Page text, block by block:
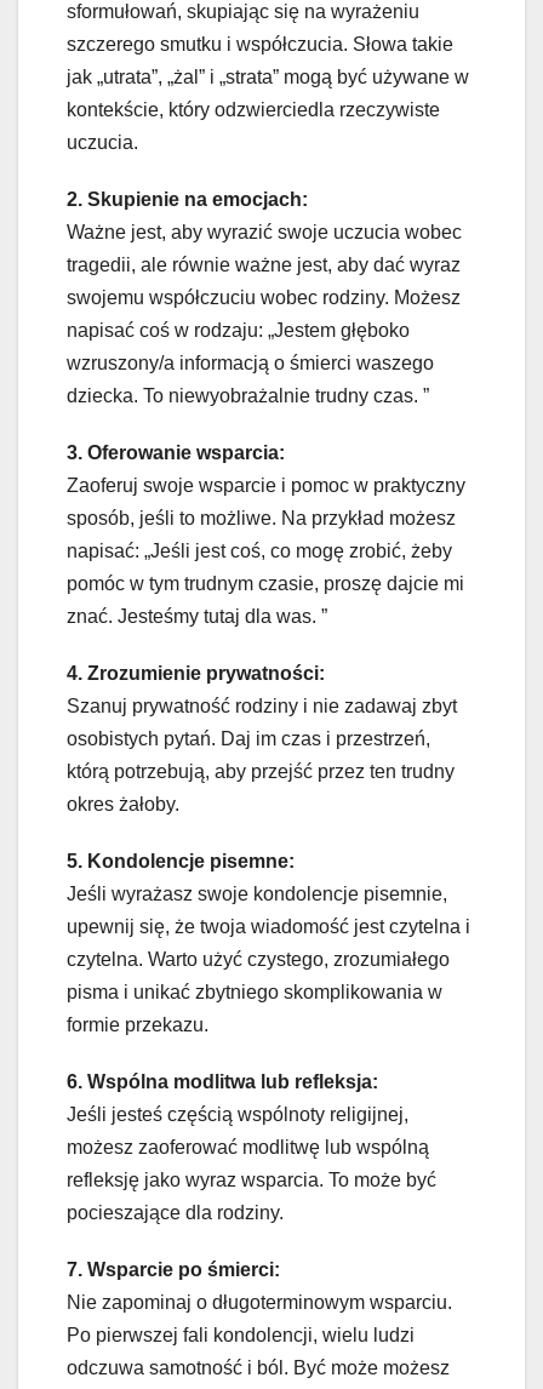
sformułowań, skupiając się na wyrażeniu
szczerego smutku i współczucia. Słowa takie
jak „utrata”, „żal” i „strata” mogą być używane w
kontekście, który odzwierciedla rzeczywiste
uczucia.
2. Skupienie na emocjach:
Ważne jest, aby wyrazić swoje uczucia wobec
tragedii, ale równie ważne jest, aby dać wyraz
swojemu współczuciu wobec rodziny. Możesz
napisać coś w rodzaju: „Jestem głęboko
wzruszony/a informacją o śmierci waszego
dziecka. To niewyobrażalnie trudny czas. ”
3. Oferowanie wsparcia:
Zaoferuj swoje wsparcie i pomoc w praktyczny
sposób, jeśli to możliwe. Na przykład możesz
napisać: „Jeśli jest coś, co mogę zrobić, żeby
pomóc w tym trudnym czasie, proszę dajcie mi
znać. Jesteśmy tutaj dla was. ”
4. Zrozumienie prywatności:
Szanuj prywatność rodziny i nie zadawaj zbyt
osobistych pytań. Daj im czas i przestrzeń,
którą potrzebują, aby przejść przez ten trudny
okres żałoby.
5. Kondolencje pisemne:
Jeśli wyrażasz swoje kondolencje pisemnie,
upewnij się, że twoja wiadomość jest czytelna i
czytelna. Warto użyć czystego, zrozumiałego
pisma i unikać zbytniego skomplikowania w
formie przekazu.
6. Wspólna modlitwa lub refleksja:
Jeśli jesteś częścią wspólnoty religijnej,
możesz zaoferować modlitwę lub wspólną
refleksję jako wyraz wsparcia. To może być
pocieszające dla rodziny.
7. Wsparcie po śmierci:
Nie zapominaj o długoterminowym wsparciu.
Po pierwszej fali kondolencji, wielu ludzi
odczuwa samotność i ból. Być może możesz